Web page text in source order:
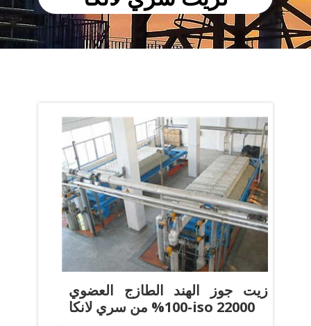
زيت جوز الهند الطازج العضوي
100% من سري لانكا-iso 22000